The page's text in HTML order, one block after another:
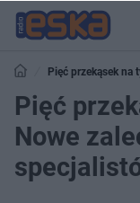
Pięć przekąsek na
Pięć
Nowe